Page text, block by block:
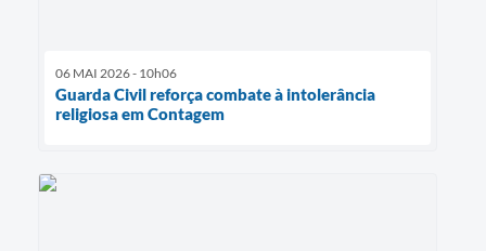
06 MAI 2026 - 10h06
Guarda Civil reforça combate à intolerância
religiosa em Contagem